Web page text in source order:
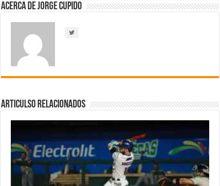
Acerca de Jorge Cupido
Articulso Relacionados